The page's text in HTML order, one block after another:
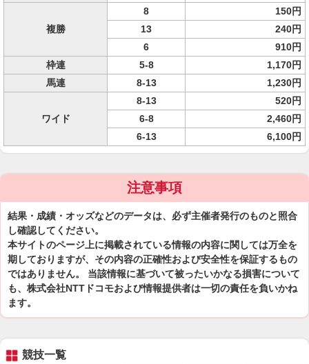
複勝
8
150円
13
240円
6
910円
枠連
5-8
1,170円
馬連
8-13 1,230円
ワイド
8-13
520円
6-8
2,460円
6-13
6,100円
注意事項
結果・成績・オッズなどのデータは、必ず主催者発行のものと照合
し確認してください。
本サイトのページ上に掲載されている情報の内容に関しては万全を
期しておりますが、その内容の正確性および安全性を保証するもの
ではありません。 当該情報に基づいて被ったいかなる損害について
も、株式会社NTTドコモおよび情報提供者は一切の責任を負いかね
ます。
競技一覧